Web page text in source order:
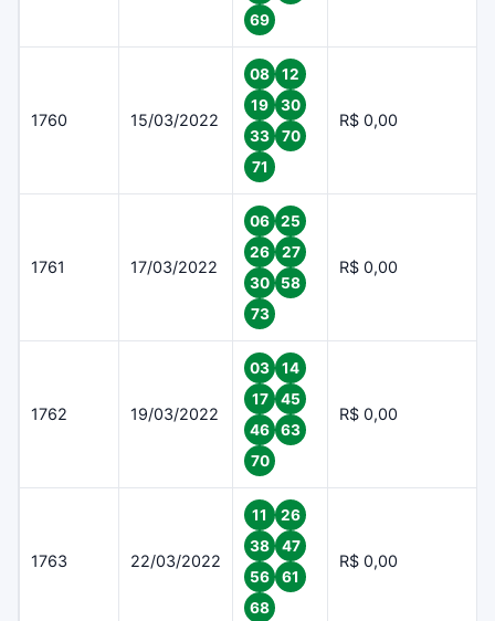
69
1760 15/03/2022
08
12
19
30
33
70
71
R$ 0,00
1761 17/03/2022
06
25
26
27
30
58
73
R$ 0,00
1762 19/03/2022
03
14
17
45
46
63
70
R$ 0,00
1763 22/03/2022
11
26
38
47
56
61
68
R$ 0,00